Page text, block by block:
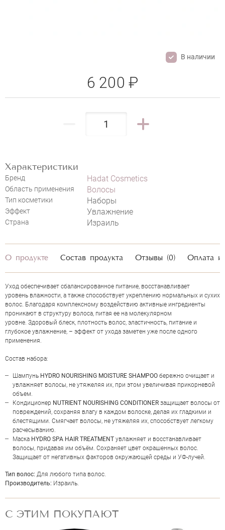
HADAT COSMETICS HYDRO
NOURISHING MOISTURE SET
В наличии
Характеристики
Бренд Hadat Cosmetics
Область применения Волосы
Тип косметики Наборы
Эффект Увлажнение
Страна Израиль
6 200 ₽
НАПИСАТЬ ОТЗЫВ
О продукте Состав продукта Отзывы (0) Оплата и
Уход обеспечивает сбалансированное питание, восстанавливает
уровень влажности, а также способствует укреплению нормальных и сухих
волос. Благодаря комплексному воздействию активные ингредиенты
проникают в структуру волоса, питая ее на молекулярном
уровне. Здоровый блеск, плотность волос, эластичность, питание и
глубокое увлажнение, – эффект от ухода заметен уже после одного
применения.
Состав набора:
Шампунь HYDRO NOURISHING MOISTURE SHAMPOO бережно очищает и
увлажняет волосы, не утяжеляя их, при этом увеличивая прикорневой
объем.
Кондиционер NUTRIENT NOURISHING CONDITIONER защищает волосы от
повреждений, сохраняя влагу в каждом волоске, делая их гладкими и
блестящими. Смягчает волосы, не утяжеляя их, способствует легкому
расчесыванию.
Маска HYDRO SPA HAIR TREATMENT увлажняет и восстанавливает
волосы, придавая им объём. Сохраняет цвет окрашенных волос.
Защищает от негативных факторов окружающей среды и УФ-лучей.
Тип волос: Для любого типа волос.
Производитель: Израиль.
С ЭТИМ ПОКУПАЮТ